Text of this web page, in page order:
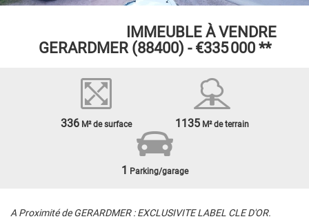
IMMEUBLE À VENDRE
GERARDMER (88400) - €335 000**
336M² de surface 1135M² de terrain
1 Parking/garage
A Proximité de GERARDMER : EXCLUSIVITE LABEL CLE D'OR.